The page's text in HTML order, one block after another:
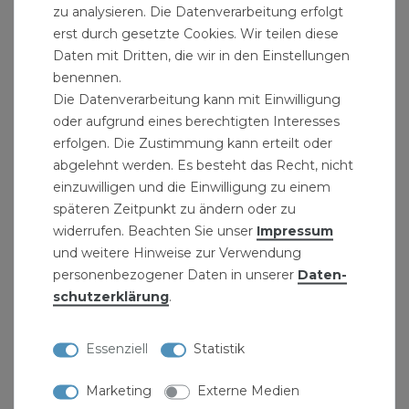
Außenhaut
Chemisch neutral, d.h. das Vlies ist frei von
Korrosionsbeschleunigern, geprüft
Problemlose Verarbeitung durch 2-3 mm
grösseren Durchmesser als das Rohr
4 mm Vlies dämmt Fließ- und
Knackgeräusche
Anwendungsbereich: DIN 1988 Teil 2
Kaltwasserleitungen
Produktdaten:
Material: Kunststoff-Vlies + PE-Beschichtung
mm
Dämmdicke: 4 mm
zu analysieren. Die Datenverarbeitung erfolgt
erst durch gesetzte Cookies. Wir teilen diese
Daten mit Dritten, die wir in den Einstellungen
benennen.
Die Datenverarbeitung kann mit Einwilligung
oder aufgrund eines berechtigten Interesses
erfolgen. Die Zustimmung kann erteilt oder
abgelehnt werden. Es besteht das Recht, nicht
einzuwilligen und die Einwilligung zu einem
späteren Zeitpunkt zu ändern oder zu
widerrufen. Beachten Sie unser Impressum
und weitere Hinweise zur Verwendung
personenbezogener Daten in unserer Daten­
schutz­erklärung.
Essenziell Statistik
Marketing Externe Medien